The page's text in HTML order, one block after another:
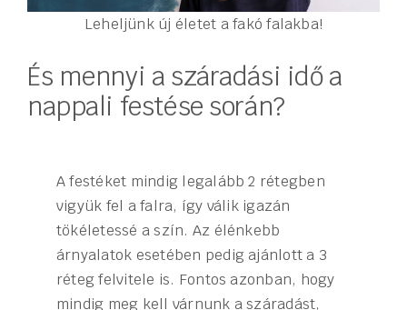
Leheljünk új életet a fakó falakba!
És mennyi a száradási idő a
nappali festése során?
A festéket mindig legalább 2 rétegben
vigyük fel a falra, így válik igazán
tökéletessé a szín. Az élénkebb
árnyalatok esetében pedig ajánlott a 3
réteg felvitele is. Fontos azonban, hogy
mindig meg kell várnunk a száradást,